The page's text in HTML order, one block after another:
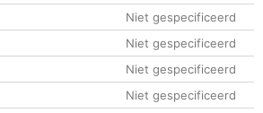
Niet gespecificeerd
Niet gespecificeerd
Niet gespecificeerd
Niet gespecificeerd